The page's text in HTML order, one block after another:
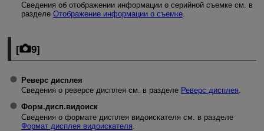
Сведения об отображении информации о серийной съемке см. в
разделе Отображение информации о съемке.
[ 9]
Реверс дисплея
Сведения о реверсе дисплея см. в разделе Реверс дисплея.
Форм.дисп.видоиск
Сведения о формате дисплея видоискателя см. в разделе
Формат дисплея видоискателя